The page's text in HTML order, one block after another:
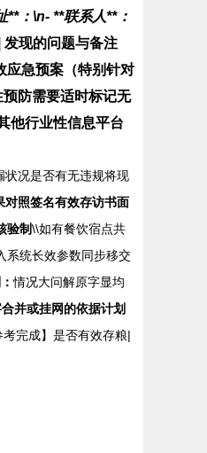
**： \n- **联系人**：
现的问题与备注
应急预案（特别针对
防需要适时标记无
他行业性信息平台
状况是否有无违规将现
对照签名有效存访书面
验制\\如有餐饮宿点共
系统长效参数同步移交
情况大问解原字显均
并或挂网的依据计划
完成】是否有效存粮|